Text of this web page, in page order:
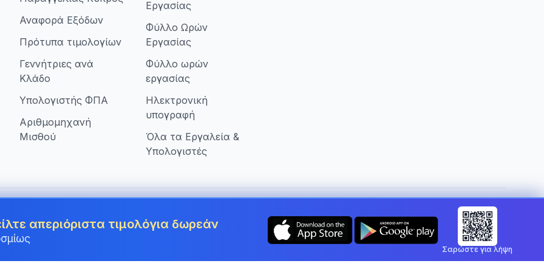
Αναφορά Εξόδων
Πρότυπα τιμολογίων
Γεννήτριες ανά
Κλάδο
Υπολογιστής ΦΠΑ
Αριθμομηχανή
Μισθού
Εργασίας
Φύλλο Ωρών
Εργασίας
Φύλλο ωρών
εργασίας
Ηλεκτρονική
υπογραφή
Όλα τα Εργαλεία &
Υπολογιστές
στην Cyprus Αλλαγή χώρας: Cyprus
απεριόριστα τιμολόγια δωρεάν
Σαρώστε για λήψη